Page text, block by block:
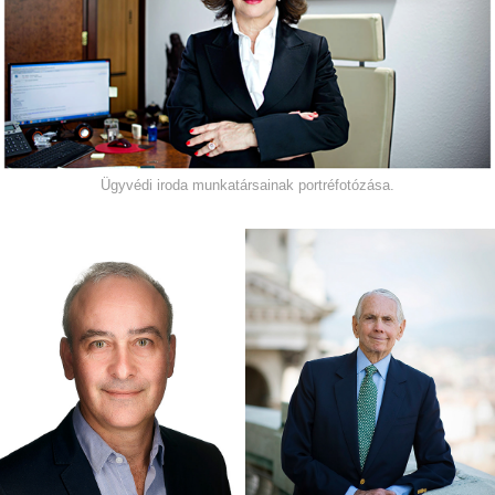
Ügyvédi iroda munkatársainak portréfotózása.